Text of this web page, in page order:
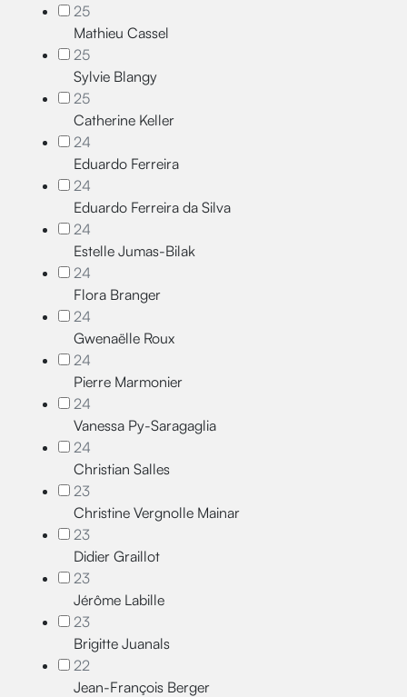
25
Mathieu Cassel
25
Sylvie Blangy
25
Catherine Keller
24
Eduardo Ferreira
24
Eduardo Ferreira da Silva
24
Estelle Jumas-Bilak
24
Flora Branger
24
Gwenaëlle Roux
24
Pierre Marmonier
24
Vanessa Py-Saragaglia
24
Christian Salles
23
Christine Vergnolle Mainar
23
Didier Graillot
23
Jérôme Labille
23
Brigitte Juanals
22
Jean-François Berger